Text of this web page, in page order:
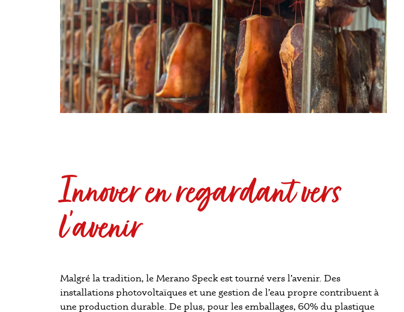
Innover en regardant vers
l’avenir
Malgré la tradition, le Merano Speck est tourné vers l’avenir. Des
installations photovoltaïques et une gestion de l’eau propre contribuent à
une production durable. De plus, pour les emballages, 60% du plastique